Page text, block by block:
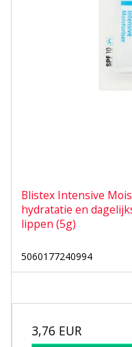
Blistex Intensive
hydratatie en
lippen (5g)
5060177240994
3,76 EUR